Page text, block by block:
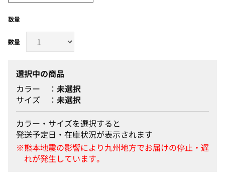
数量
選択中の商品
カラー
未選択
サイズ
未選択
カラー・サイズを選択すると
発送予定日・在庫状況が表示されます